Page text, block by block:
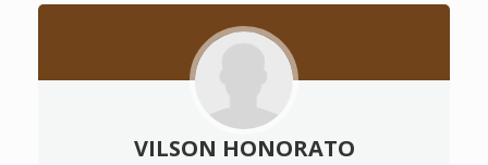
VILSON HONORATO